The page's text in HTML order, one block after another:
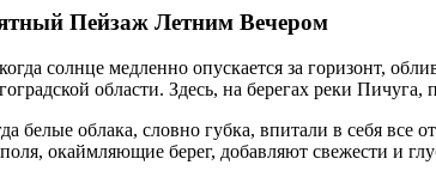
Пейзаж Летним Вечером
солнце медленно опускается за горизонт,
области. Здесь, на берегах реки
белые облака, словно губка, впитали в себя
окаймляющие берег, добавляют свежести и